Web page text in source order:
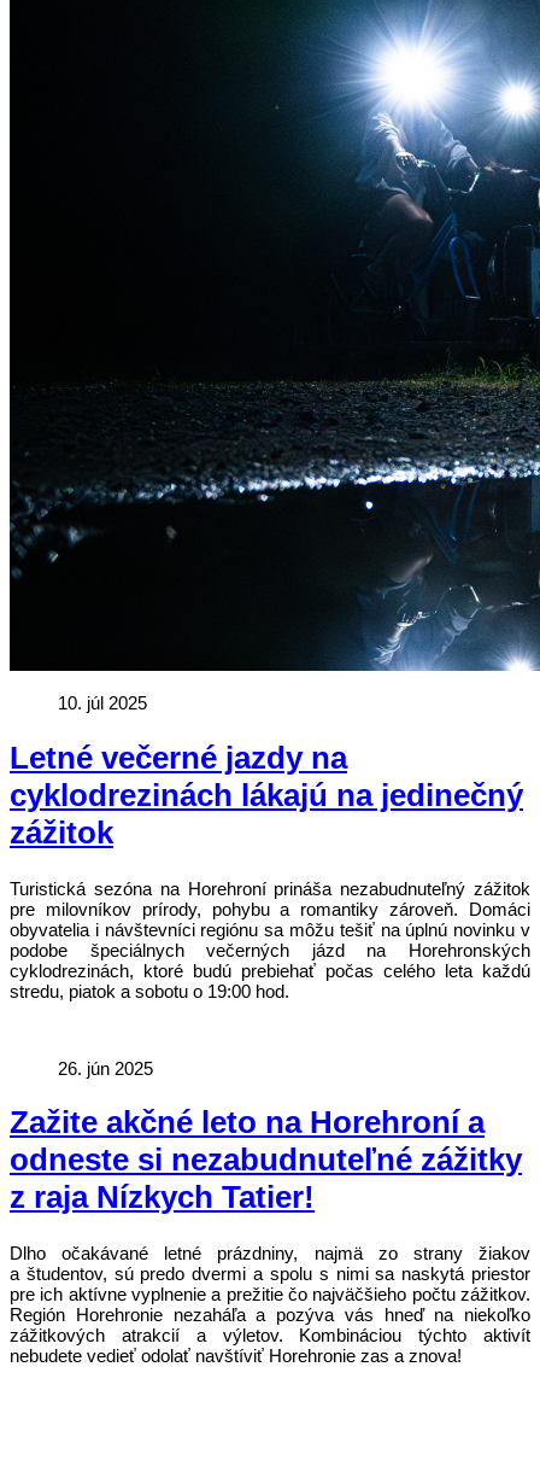
10. júl 2025
Letné večerné jazdy na
cyklodrezinách lákajú na jedinečný
zážitok
Turistická sezóna na Horehroní prináša nezabudnuteľný zážitok
pre milovníkov prírody, pohybu a romantiky zároveň. Domáci
obyvatelia i návštevníci regiónu sa môžu tešiť na úplnú novinku v
podobe špeciálnych večerných jázd na Horehronských
cyklodrezinách, ktoré budú prebiehať počas celého leta každú
stredu, piatok a sobotu o 19:00 hod.
26. jún 2025
Zažite akčné leto na Horehroní a
odneste si nezabudnuteľné zážitky
z raja Nízkych Tatier!
Dlho očakávané letné prázdniny, najmä zo strany žiakov
a študentov, sú predo dvermi a spolu s nimi sa naskytá priestor
pre ich aktívne vyplnenie a prežitie čo najväčšieho počtu zážitkov.
Región Horehronie nezaháľa a pozýva vás hneď na niekoľko
zážitkových atrakcií a výletov. Kombináciou týchto aktivít
nebudete vedieť odolať navštíviť Horehronie zas a znova!